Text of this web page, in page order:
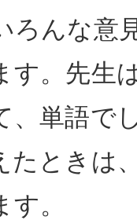
ろんな意
す。先生
、単語で
たときは
。